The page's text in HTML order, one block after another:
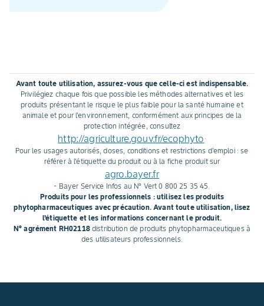
corps. Pour bien choisir son
EPI, la première étape
consiste donc à identifier au
travers de l’étiquette et de la
fiche de données de sécurité
le risque auquel l’applicateur
est exposé.
Avant toute utilisation, assurez-vous que celle-ci est indispensable.
Privilégiez chaque fois que possible les méthodes alternatives et les
produits présentant le risque le plus faible pour la santé humaine et
animale et pour l'environnement, conformément aux principes de la
protection intégrée, consultez
http://agriculture.gouv.fr/ecophyto .
Pour les usages autorisés, doses, conditions et restrictions d'emploi : se
référer à l'étiquette du produit ou à la fiche produit sur
agro.bayer.fr
- Bayer Service Infos au N° Vert 0 800 25 35 45.
Produits pour les professionnels : utilisez les produits
phytopharmaceutiques avec précaution. Avant toute utilisation, lisez
l'étiquette et les informations concernant le produit.
N° agrément RH02118distribution de produits phytopharmaceutiques à
des utilisateurs professionnels.